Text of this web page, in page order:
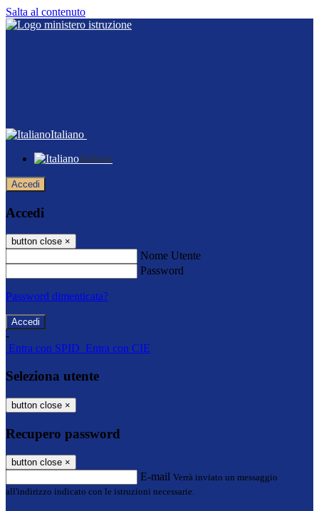
Salta al contenuto
Italiano
Italiano
Accedi
Accedi
button close ×
Nome Utente
Password
Password dimenticata?
-
Entra con SPID Entra con CIE
Seleziona utente
button close ×
Recupero password
button close ×
E-mail Verrà inviato un messaggio
all'indirizzo indicato con le istruzioni necessarie.